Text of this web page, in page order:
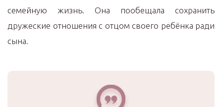
семейную жизнь. Она пообещала сохранить
дружеские отношения с отцом своего ребёнка ради
сына.